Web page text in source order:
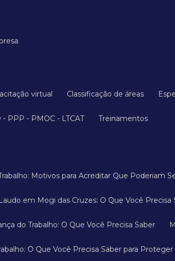
virtual Classificação de áreas
- PPP - PMOC - LTCAT Treinamentos
Motivos para Acreditar Que Poderiam
em Mogi das Cruzes: O Que Você Precisa
do Trabalho: O Que Você Precisa Saber
O Que Você Precisa Saber para